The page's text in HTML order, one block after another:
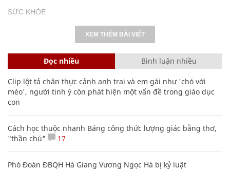
SỨC KHỎE
XEM THÊM BÀI VIẾT
Đọc nhiều Bình luận nhiều
Clip lột tả chân thực cảnh anh trai và em gái như 'chó với
mèo', người tinh ý còn phát hiện một vấn đề trong giáo dục
con
Cách học thuộc nhanh Bảng công thức lượng giác bằng thơ,
"thần chú"
17
Phó Đoàn ĐBQH Hà Giang Vương Ngọc Hà bị kỷ luật